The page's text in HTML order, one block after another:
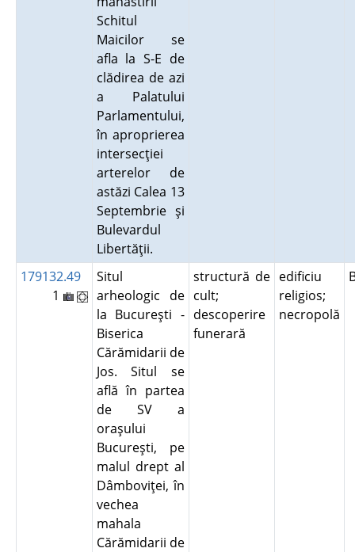
Schitul
Maicilor se
afla la S-E de
clădirea de azi
a Palatului
Parlamentului,
în aproprierea
intersecţiei
arterelor de
astăzi Calea 13
Septembrie şi
Bulevardul
Libertăţii.
179132.49
1
Situl
arheologic de
la Bucureşti -
Biserica
Cărămidarii de
Jos. Situl se
află în partea
de SV a
oraşului
Bucureşti, pe
malul drept al
Dâmboviţei, în
vechea
mahala
Cărămidarii de
structură de
cult;
descoperire
funerară
edificiu
religios;
necropolă